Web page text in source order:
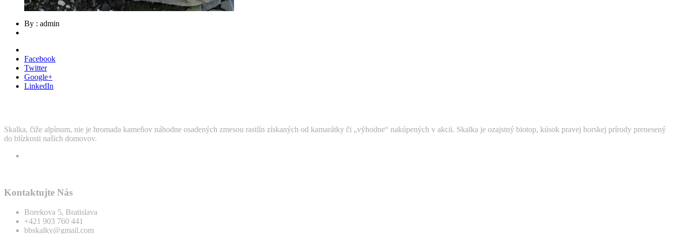
By : admin
Facebook
Twitter
Google+
LinkedIn
Skalka, čiže alpínum, nie je hromada kameňov náhodne osadených zmesou rastlín získaných od kamarátky či „výhodne“ nakúpených v akcii. Skalka je ozajstný biotop, kúsok pravej horskej prírody prenesený
do blízkosti našich domovov.
Kontaktujte Nás
Borekova 5, Bratislava
+421 903 760 441
bbskalky@gmail.com